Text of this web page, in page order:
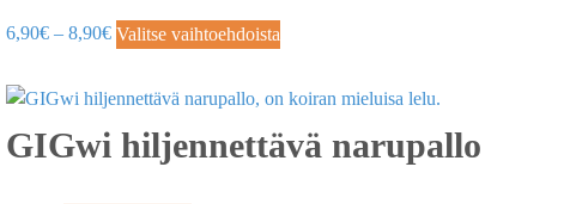
6,90€ – 8,90€ Valitse vaihtoehdoista
GIGwi hiljennettävä narupallo